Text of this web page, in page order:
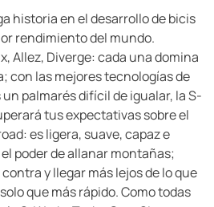
historia en el desarrollo de bicis
rendimiento del mundo.
Allez, Diverge: cada una domina
con las mejores tecnologías de
palmarés difícil de igualar, la S-
tus expectativas sobre el
es ligera, suave, capaz e
poder de allanar montañas;
y llegar más lejos de lo que
que más rápido. Como todas